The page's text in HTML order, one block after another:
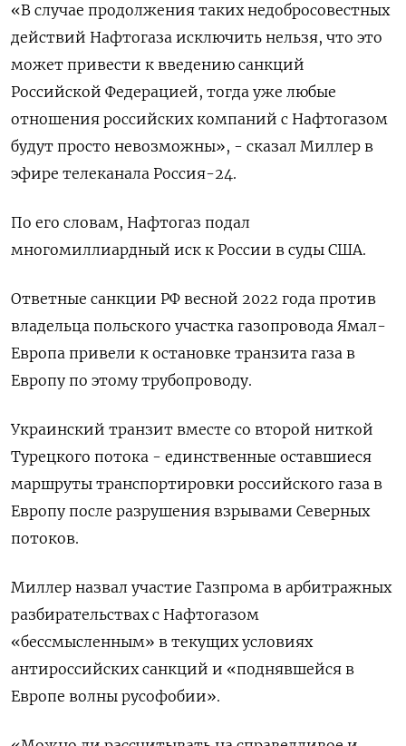
«В случае продолжения таких недобросовестных
действий Нафтогаза исключить нельзя, что это
может привести к введению санкций
Российской Федерацией, тогда уже любые
отношения российских компаний с Нафтогазом
будут просто невозможны», - сказал Миллер в
эфире телеканала Россия-24.
По его словам, Нафтогаз подал
многомиллиардный иск к России в суды США.
Ответные санкции РФ весной 2022 года против
владельца польского участка газопровода Ямал-
Европа привели к остановке транзита газа в
Европу по этому трубопроводу.
Украинский транзит вместе со второй ниткой
Турецкого потока - единственные оставшиеся
маршруты транспортировки российского газа в
Европу после разрушения взрывами Северных
потоков.
Миллер назвал участие Газпрома в арбитражных
разбирательствах с Нафтогазом
«бессмысленным» в текущих условиях
антироссийских санкций и «поднявшейся в
Европе волны русофобии».